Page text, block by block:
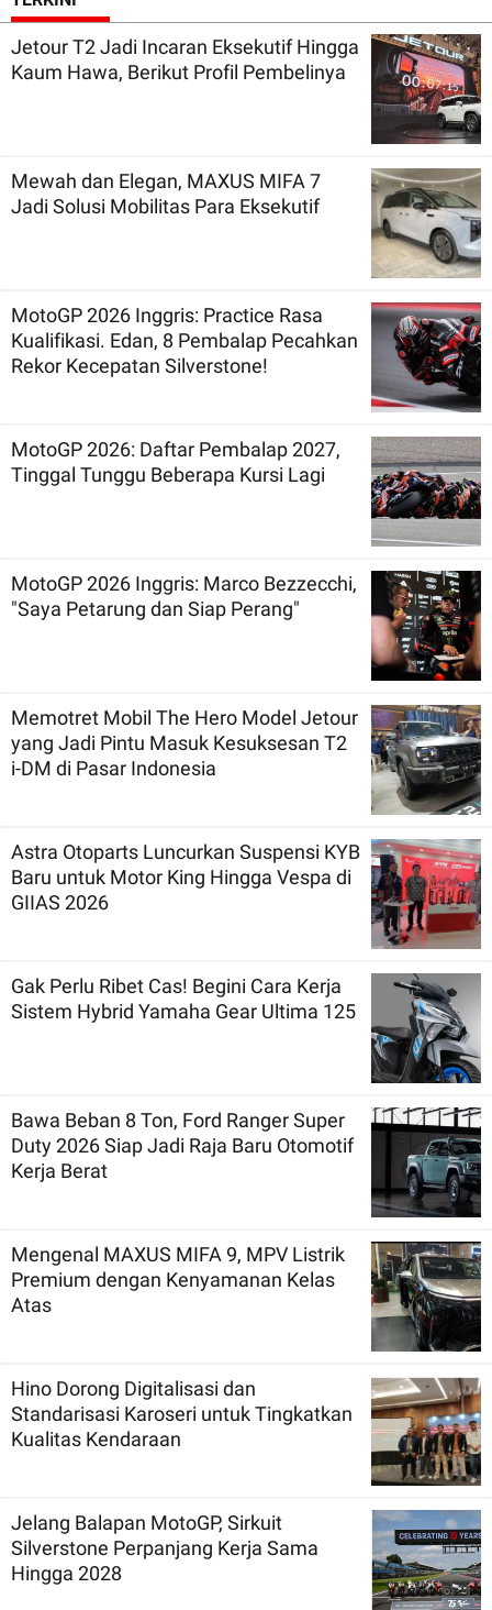
Jetour T2 Jadi Incaran Eksekutif Hingga
Kaum Hawa, Berikut Profil Pembelinya
Mewah dan Elegan, MAXUS MIFA 7
Jadi Solusi Mobilitas Para Eksekutif
MotoGP 2026 Inggris: Practice Rasa
Kualifikasi. Edan, 8 Pembalap Pecahkan
Rekor Kecepatan Silverstone!
MotoGP 2026: Daftar Pembalap 2027,
Tinggal Tunggu Beberapa Kursi Lagi
MotoGP 2026 Inggris: Marco Bezzecchi,
"Saya Petarung dan Siap Perang"
Memotret Mobil The Hero Model Jetour
yang Jadi Pintu Masuk Kesuksesan T2
i-DM di Pasar Indonesia
Astra Otoparts Luncurkan Suspensi KYB
Baru untuk Motor King Hingga Vespa di
GIIAS 2026
Gak Perlu Ribet Cas! Begini Cara Kerja
Sistem Hybrid Yamaha Gear Ultima 125
Bawa Beban 8 Ton, Ford Ranger Super
Duty 2026 Siap Jadi Raja Baru Otomotif
Kerja Berat
Mengenal MAXUS MIFA 9, MPV Listrik
Premium dengan Kenyamanan Kelas
Atas
Hino Dorong Digitalisasi dan
Standarisasi Karoseri untuk Tingkatkan
Kualitas Kendaraan
Jelang Balapan MotoGP, Sirkuit
Silverstone Perpanjang Kerja Sama
Hingga 2028